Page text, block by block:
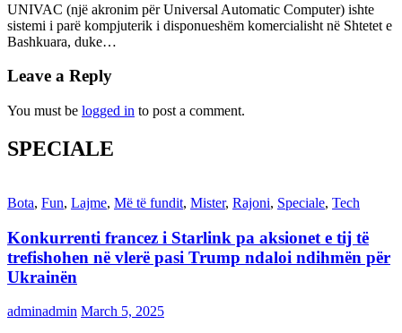
UNIVAC (një akronim për Universal Automatic Computer) ishte
sistemi i parë kompjuterik i disponueshëm komercialisht në Shtetet e
Bashkuara, duke…
Leave a Reply
You must be logged in to post a comment.
SPECIALE
Bota, Fun, Lajme, Më të fundit, Mister, Rajoni, Speciale, Tech
Konkurrenti francez i Starlink pa aksionet e tij të
trefishohen në vlerë pasi Trump ndaloi ndihmën për
Ukrainën
adminadmin March 5, 2025